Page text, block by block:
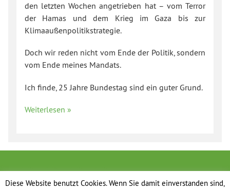
den letzten Wochen angetrieben hat – vom Terror
der Hamas und dem Krieg im Gaza bis zur
Klimaaußenpolitikstrategie.
Doch wir reden nicht vom Ende der Politik, sondern
vom Ende meines Mandats.
Ich finde, 25 Jahre Bundestag sind ein guter Grund.
Weiterlesen »
Diese Website benutzt Cookies. Wenn Sie damit einverstanden sind,